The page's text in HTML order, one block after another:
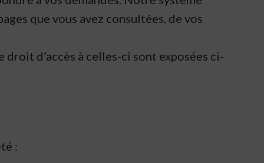
que vous avez consultées, de vos
d’accès à celles-ci sont exposées ci-
: